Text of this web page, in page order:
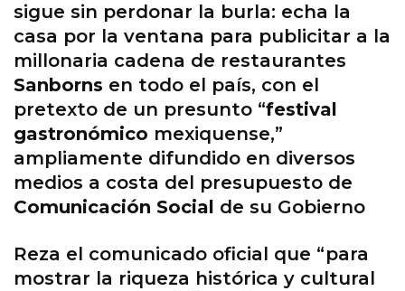
sigue sin perdonar la burla: echa la
casa por la ventana para publicitar a la
millonaria cadena de restaurantes
Sanborns en todo el país, con el
pretexto de un presunto “festival
gastronómico mexiquense,”
ampliamente difundido en diversos
medios a costa del presupuesto de
Comunicación Social de su Gobierno
Reza el comunicado oficial que “para
mostrar la riqueza histórica y cultural